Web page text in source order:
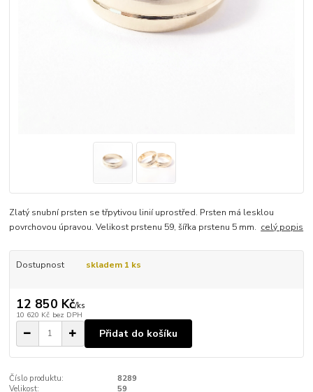
Zlatý snubní prsten se třpytivou linií uprostřed. Prsten má lesklou
povrchovou úpravou. Velikost prstenu 59, šířka prstenu 5 mm. celý popis
Dostupnost skladem 1 ks
12 850 Kč/ks
10 620 Kč bez DPH
Přidat do košíku
Číslo produktu:
8289
Velikost:
59